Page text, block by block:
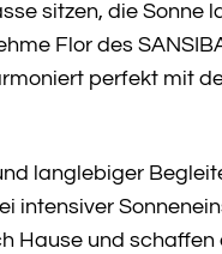
sitzen, die Sonne
Flor des
perfekt mit
langlebiger
und